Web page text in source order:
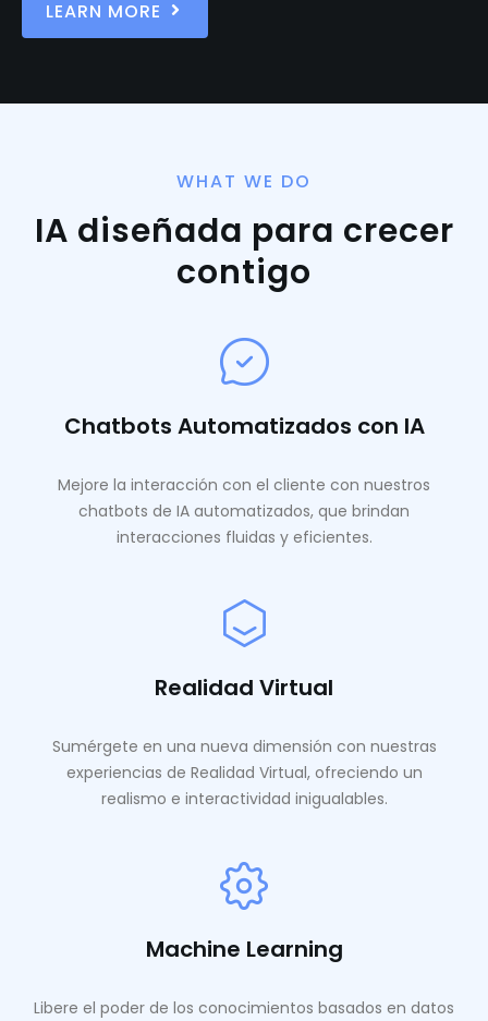
LEARN MORE
WHAT WE DO
IA diseñada para crecer
contigo
Chatbots Automatizados con IA
Mejore la interacción con el cliente con nuestros
chatbots de IA automatizados, que brindan
interacciones fluidas y eficientes.
Realidad Virtual
Sumérgete en una nueva dimensión con nuestras
experiencias de Realidad Virtual, ofreciendo un
realismo e interactividad inigualables.
Machine Learning
Libere el poder de los conocimientos basados ​​en datos